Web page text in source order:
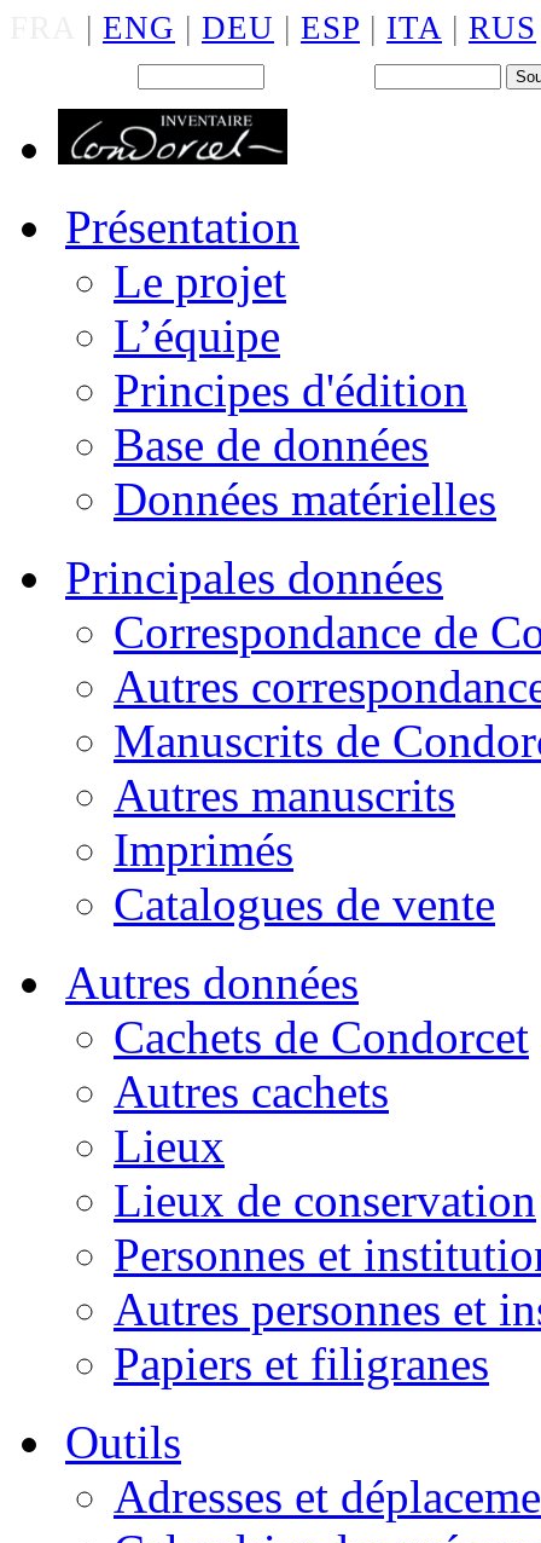
| ENG | DEU | ESP | ITA | RUS
Présentation
Le projet
L’équipe
Principes d'édition
Base de données
Données matérielles
Principales données
Correspondance de
Autres
Manuscrits de
Autres manuscrits
Imprimés
Catalogues de vente
Autres données
Cachets de Condorcet
Autres cachets
Lieux
Lieux de conservation
Personnes et
Autres personnes et
Papiers et filigranes
Outils
Adresses et